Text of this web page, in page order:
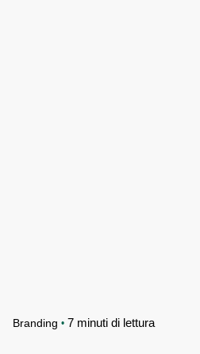
Branding 7 minuti di lettura